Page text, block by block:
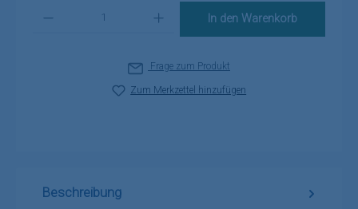
In den Warenkorb
Frage zum Produkt
Zum Merkzettel hinzufügen
Beschreibung